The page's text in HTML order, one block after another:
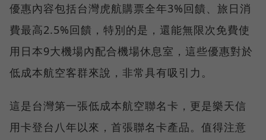
優惠內容包括台灣虎航購票全年3%回饋、旅日消
費最高2.5%回饋，特別的是，還能無限次免費使
用日本9大機場內配合機場休息室，這些優惠對於
低成本航空客群來說，非常具有吸引力。
這是台灣第一張低成本航空聯名卡，更是樂天信
用卡登台八年以來，首張聯名卡產品。值得注意